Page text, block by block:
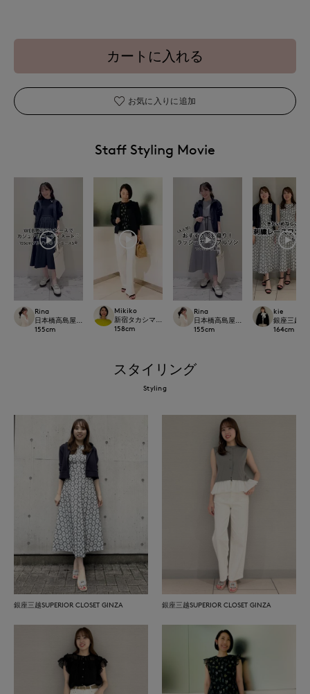
カートに入れる
お気に入りに追加
Staff Styling Movie
Rina
日本橋高島屋M Maglie le cassetto
155cm
Mikiko
新宿タカシマヤSUPERIOR CLOSET
158cm
Rina
日本橋高島屋M Maglie le cassetto
155cm
kie
銀座三越
164cm
スタイリング
Styling
銀座三越SUPERIOR CLOSET GINZA 銀座三越SUPERIOR CLOSET GINZA